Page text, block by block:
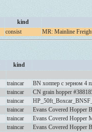
kind
consist MR: Mainline
kind
traincar
BN хоппер с зерном 4
traincar
CN grain hopper
traincar
traincar
Evans Covered Hopper
traincar
Evans Covered Hopper
traincar
Evans Covered Hopper